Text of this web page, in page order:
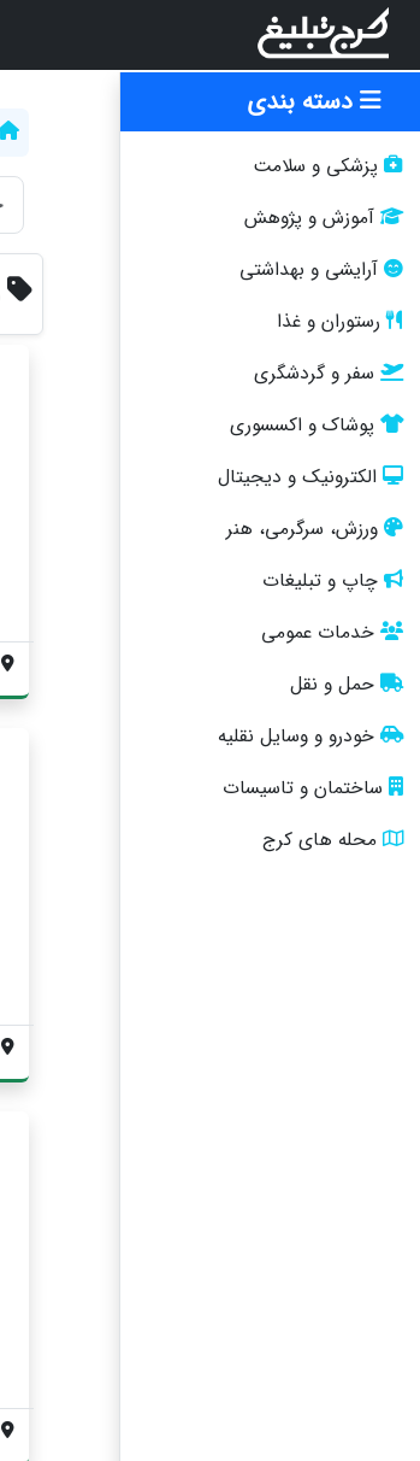
دسته بندی
پزشکی و سلامت
آموزش و پژوهش
آرایشی و بهداشتی
رستوران و غذا
سفر و گردشگری
پوشاک و اکسسوری
الکترونیک و دیجیتال
ورزش، سرگرمی، هنر
چاپ و تبلیغات
خدمات عمومی
حمل و نقل
خودرو و وسایل نقلیه
ساختمان و تاسیسات
محله های کرج